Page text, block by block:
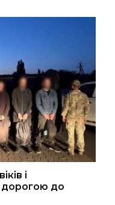
і
дорогою до